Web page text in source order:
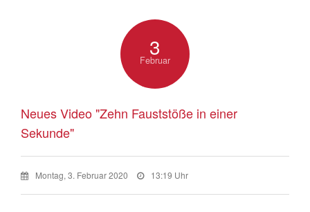
3
Februar
Neues Video "Zehn Fauststöße in einer
Sekunde"
Montag, 3. Februar 2020 13:19 Uhr